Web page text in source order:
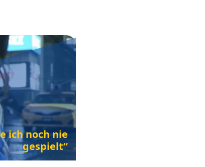
ich noch nie
gespielt“